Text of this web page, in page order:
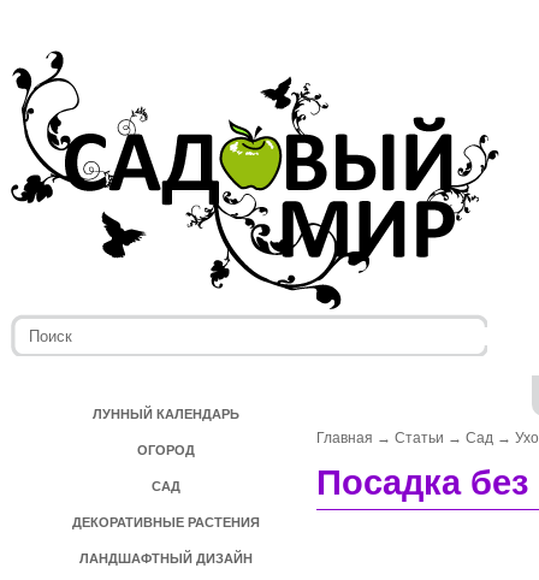
ЛУННЫЙ КАЛЕНДАРЬ
ОГОРОД
САД
ДЕКОРАТИВНЫЕ РАСТЕНИЯ
ЛАНДШАФТНЫЙ ДИЗАЙН
Главная → Статьи → Сад →
Посадка